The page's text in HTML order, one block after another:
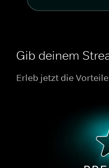
Gib deinem
Erleb jetzt die